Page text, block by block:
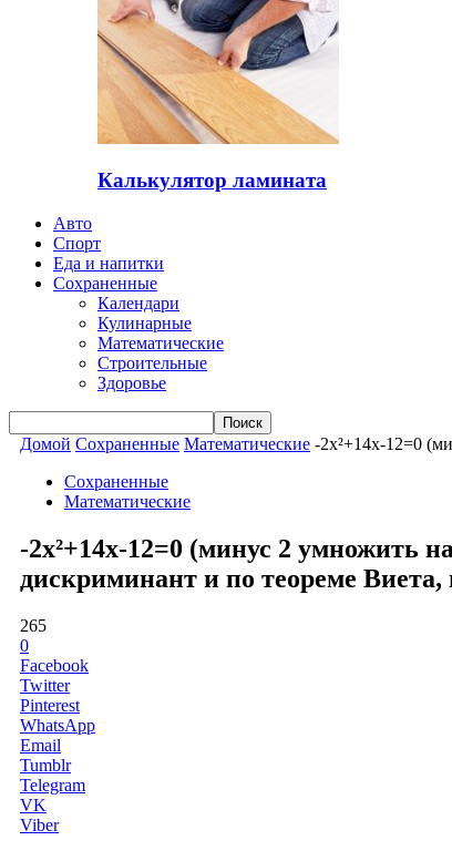
Калькулятор ламината
Авто
Спорт
Еда и напитки
Сохраненные
Календари
Кулинарные
Математические
Строительные
Здоровье
Домой Сохраненные Математические -2x²+14x-12=0
Сохраненные
Математические
-2x²+14x-12=0 (минус 2 умножить
дискриминант и по теореме
265
0
Facebook
Twitter
Pinterest
WhatsApp
Email
Tumblr
Telegram
VK
Viber